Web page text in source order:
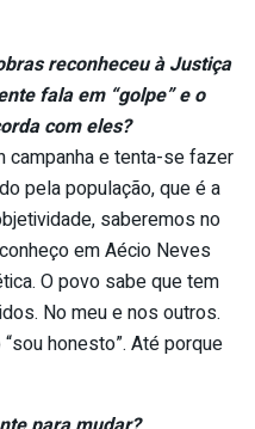
reconheceu à Justiça
fala em “golpe” e o
com eles?
campanha e tenta-se fazer
pela população, que é a
saberemos no
em Aécio Neves
O povo sabe que tem
No meu e nos outros.
honesto”. Até porque